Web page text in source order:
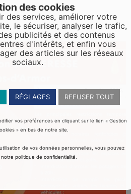
des cookies
des services, améliorer votre
le sécuriser, analyser le trafic,
publicités et des contenus
d'intérêts, et enfin vous
des articles sur les réseaux
sociaux.
RÉGLAGES REFUSER TOUT
vos préférences en cliquant sur le lien « Gestion
» en bas de notre site.
de vos données personnelles, vous pouvez
notre politique de confidentialité.